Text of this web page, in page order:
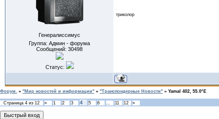
Генералиссимус
Группа: Админ - форума
Сообщений: 30498
Статус:
триколор
Форум. » "Мир новостей и информации" » "Транспондерные Новости" » Yamal 402, 55.0°E
Страница 4 из 12 « 1 2 3 4 5 6 … 11 12 »